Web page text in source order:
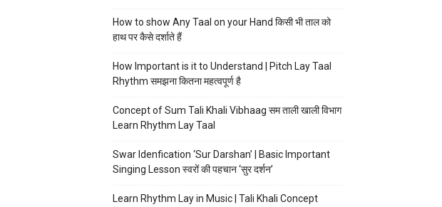
How to show Any Taal on your Hand किसी भी ताल को
हाथ पर कैसे दर्शाते हैं
How Important is it to Understand | Pitch Lay Taal
Rhythm समझना कितना महत्वपूर्ण है
Concept of Sum Tali Khali Vibhaag सम ताली खाली विभाग
Learn Rhythm Lay Taal
Swar Idenfication ‘Sur Darshan’ | Basic Important
Singing Lesson स्वरों की पहचान ‘सुर दर्शन’
Learn Rhythm Lay in Music | Tali Khali Concept